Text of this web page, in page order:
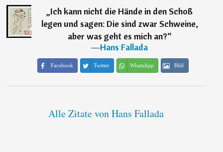
„Ich kann nicht die Hände in den Schoß
legen und sagen: Die sind zwar Schweine,
aber was geht es mich an?“
―Hans Fallada
Facebook Twitter WhatsApp Bild
Alle Zitate von Hans Fallada